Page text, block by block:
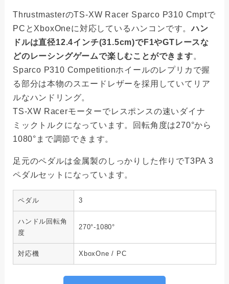
ThrustmasterのTS-XW Racer Sparco P310 Cmptで
PCとXboxOneに対応しているハンコンです。ハン
ドルは直径12.4インチ(31.5cm)でF1やGTレースな
どのレーシングゲームで楽しむことができます。
Sparco P310 Competitionホイールのレプリカで握
る部分は本物のスエードレザーを採用していてリア
ルなハンドリング。
TS-XW Racerモーターでレスポンスの速いダイナ
ミックトルクになっています。回転角度は270°から
1080°まで調節できます。
足元のペダルは金属製のしっかりした作りでT3PA 3
ペダルセットになっています。
ペダル 3
ハンドル回転角
度
270°-1080°
対応機 XboxOne / PC